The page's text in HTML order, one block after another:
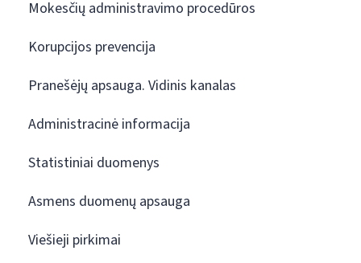
Mokesčių administravimo procedūros
Korupcijos prevencija
Pranešėjų apsauga. Vidinis kanalas
Administracinė informacija
Statistiniai duomenys
Asmens duomenų apsauga
Viešieji pirkimai